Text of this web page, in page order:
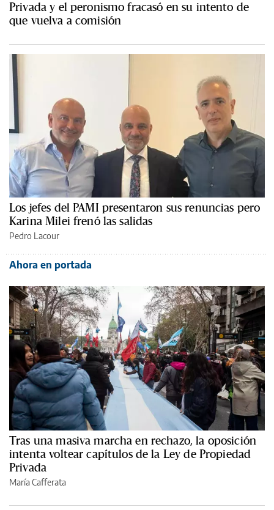
Privada y el peronismo fracasó en su intento de
que vuelva a comisión
Los jefes del PAMI presentaron sus renuncias pero
Karina Milei frenó las salidas
Pedro Lacour
Ahora en portada
Tras una masiva marcha en rechazo, la oposición
intenta voltear capítulos de la Ley de Propiedad
Privada
María Cafferata